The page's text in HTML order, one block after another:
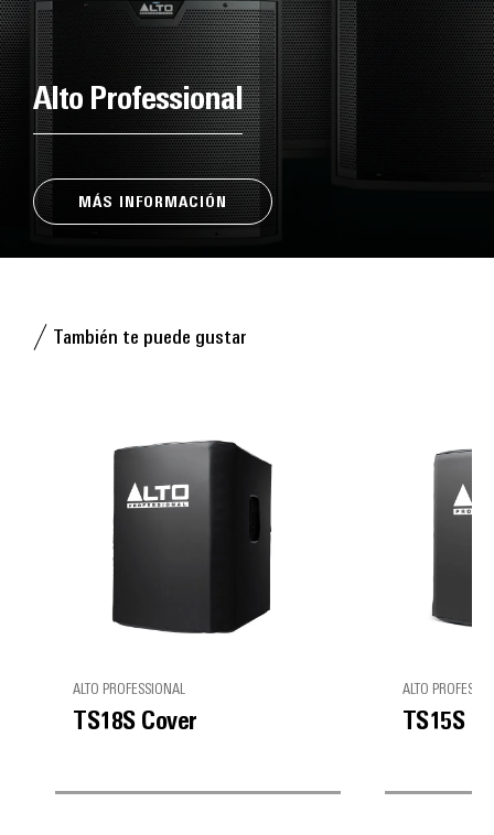
Alto Professional
MÁS INFORMACIÓN
También te puede gustar
ALTO PROFESSIONAL
TS18S Cover
ALTO
TS15S